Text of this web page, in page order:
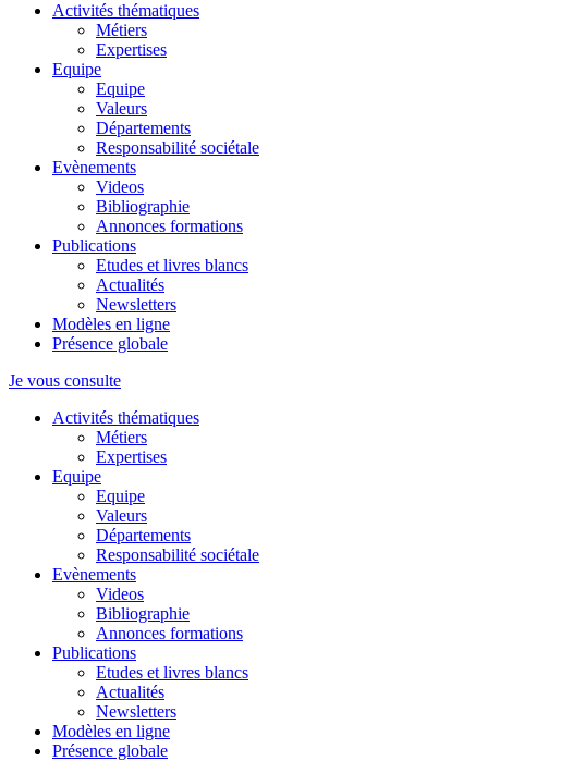
Activités thématiques
Métiers
Expertises
Equipe
Equipe
Valeurs
Départements
Responsabilité sociétale
Evènements
Videos
Bibliographie
Annonces formations
Publications
Etudes et livres blancs
Actualités
Newsletters
Modèles en ligne
Présence globale
Je vous consulte
Activités thématiques
Métiers
Expertises
Equipe
Equipe
Valeurs
Départements
Responsabilité sociétale
Evènements
Videos
Bibliographie
Annonces formations
Publications
Etudes et livres blancs
Actualités
Newsletters
Modèles en ligne
Présence globale